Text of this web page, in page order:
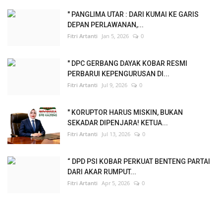
" PANGLIMA UTAR : DARI KUMAI KE GARIS
DEPAN PERLAWANAN,...
Fitri Artanti Jan 5, 2026 0
" DPC GERBANG DAYAK KOBAR RESMI
PERBARUI KEPENGURUSAN DI...
Fitri Artanti Jul 9, 2026 0
" KORUPTOR HARUS MISKIN, BUKAN
SEKADAR DIPENJARA! KETUA...
Fitri Artanti Jul 13, 2026 0
“ DPD PSI KOBAR PERKUAT BENTENG PARTAI
DARI AKAR RUMPUT...
Fitri Artanti Apr 5, 2026 0